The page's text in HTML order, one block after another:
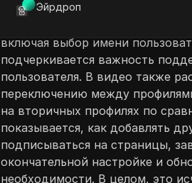
Эйрдроп
вступать в группы и заводить
включая выбор имени
подчеркивается важность
пользователя. В видео также
переключению между
на вторичных профилях по
показывается, как добавлять
подписываться на страницы,
окончательной настройке и
необходимости. В целом, это